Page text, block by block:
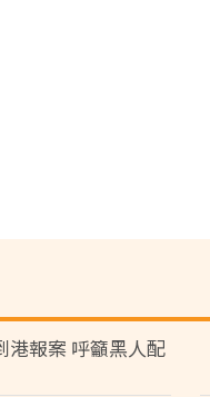
港報案 呼籲黑人配